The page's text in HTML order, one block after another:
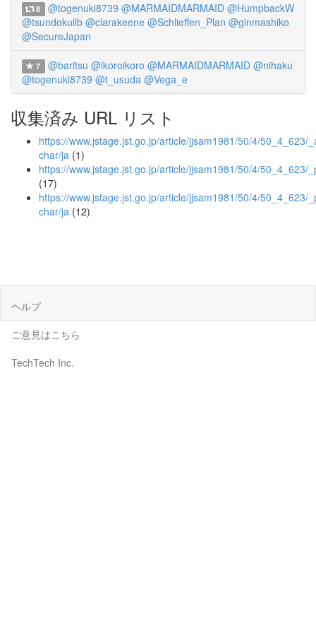
8 @togenuki8739 @MARMAIDMARMAID @HumpbackW
@tsundokulib @clarakeene @Schlieffen_Plan @ginmashiko
@SecureJapan
7 @baritsu @ikoroikoro @MARMAIDMARMAID @nihaku
@togenuki8739 @t_usuda @Vega_e
収集済み URL リスト
https://www.jstage.jst.go.jp/article/jjsam1981/50/4/50_4_623/
char/ja (1)
https://www.jstage.jst.go.jp/article/jjsam1981/50/4/50_4_623/
(17)
https://www.jstage.jst.go.jp/article/jjsam1981/50/4/50_4_623/
char/ja (12)
ヘルプ
ご意見はこちら
TechTech Inc.